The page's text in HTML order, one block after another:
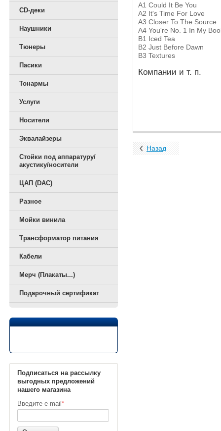
CD-деки
Наушники
Тюнеры
Пасики
Тонармы
Услуги
Носители
Эквалайзеры
Стойки под аппаратуру/
акустику/носители
ЦАП (DAC)
Разное
Мойки винила
Трансформатор питания
Кабели
Мерч (Плакаты...)
Подарочный сертификат
Подписаться на рассылку
выгодных предложений
нашего магазина
Введите e-mail *
A1 Could It Be You
A2 It's Time For Love
A3 Closer To The Source
A4 You're No. 1 In My
B1 Iced Tea
B2 Just Before Dawn
B3 Textures
Компании и т. п.
Назад